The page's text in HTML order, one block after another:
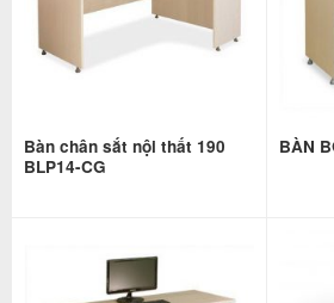
Bàn chân sắt nội thất 190
BLP14-CG
BÀN